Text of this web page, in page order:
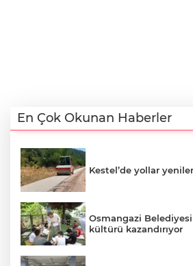
En Çok Okunan Haberler
Kestel’de yollar
Osmangazi
kültürü kazandırıyor